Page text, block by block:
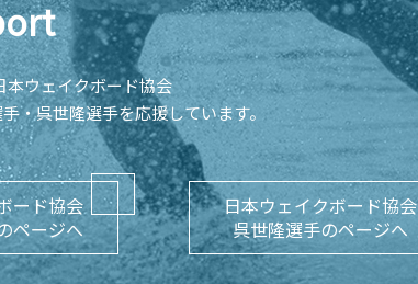
ウェイクボード協会
・呉世隆選手を応援しています。
ード協会
ページへ
日本ウェイクボード協会
呉世隆選手のページへ